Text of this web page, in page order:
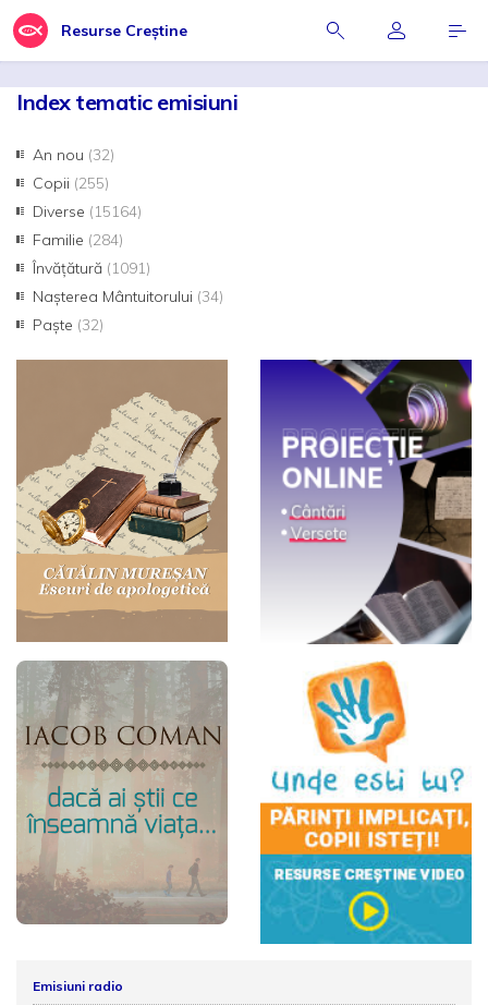
Resurse Creștine
Index tematic emisiuni
An nou (32)
Copii (255)
Diverse (15164)
Familie (284)
Învățătură (1091)
Nașterea Mântuitorului (34)
Paște (32)
Emisiuni radio